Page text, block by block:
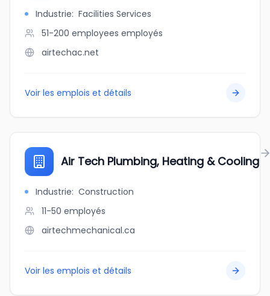
Industrie: Facilities Services
51-200 employees employés
airtechac.net
Voir les emplois et détails
Air Tech Plumbing, Heating & Cooling
Industrie: Construction
11-50 employés
airtechmechanical.ca
Voir les emplois et détails